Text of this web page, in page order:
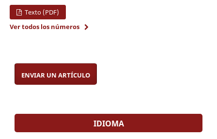
Texto (PDF)
Ver todos los números
ENVIAR UN ARTÍCULO
IDIOMA